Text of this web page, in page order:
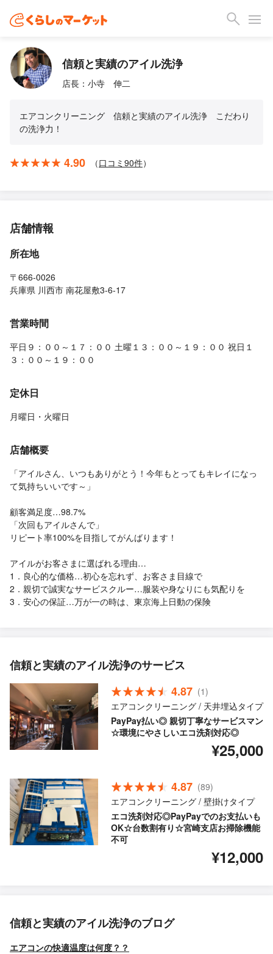
信頼と実績のアイル洗浄
店長：小寺 伸二
エアコンクリーニング 信頼と実績のアイル洗浄 こだわり
の洗浄力！
4.90 （口コミ 90件）
店舗情報
所在地
〒666-0026
兵庫県 川西市 南花屋敷3-6-17
営業時間
平日９：００～１７：００ 土曜１３：００～１９：００ 祝日１
３：００～１９：００
定休日
月曜日・火曜日
店舗概要
「アイル​さん、いつもありがとう！今年もとってもキレイになっ
て気持ちいいです～」
顧客満足度…98.7%
「次回もアイルさんで」
リピート率100%を目指してがんばります！
アイルがお客さまに選ばれる理由…
1．良心的な価格…初心を忘れず、お客さま目線で
2．親切で誠実なサービスクルー…服装や身なりにも気配りを
3．安心の保証…万が一の時は、東京海上日動の保険
信頼と実績のアイル洗浄のサービス
4.87 (1)
エアコンクリーニング / 天井埋込タイプ
PayPay払い◎ 親切丁寧なサービスマン
☆環境にやさしいエコ洗剤対応◎
¥25,000
4.87 (89)
エアコンクリーニング / 壁掛けタイプ
エコ洗剤対応◎PayPayでのお支払いも
OK☆台数割有り☆宮崎支店お掃除機能
不可
¥12,000
信頼と実績のアイル洗浄のブログ
エアコンの快適温度は何度？？